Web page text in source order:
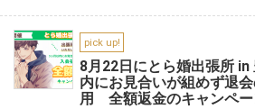
pick up!
8月22日にとら婚出張所
内にお見合いが組めず退
用 全額返金のキャンペー